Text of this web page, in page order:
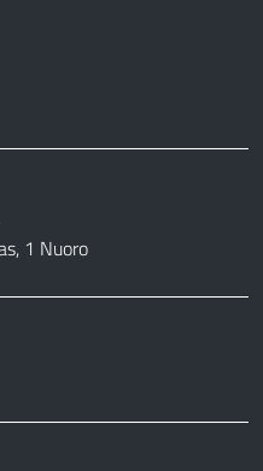
1 Nuoro